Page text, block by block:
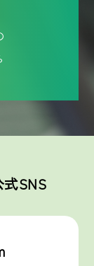
SNS